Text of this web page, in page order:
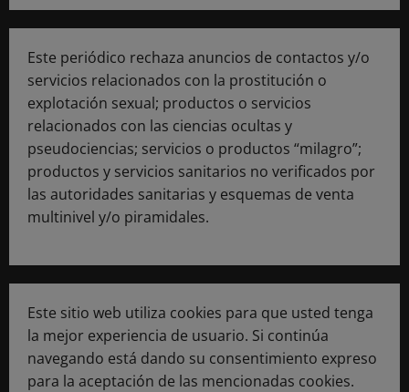
Este periódico rechaza anuncios de contactos y/o
servicios relacionados con la prostitución o
explotación sexual; productos o servicios
relacionados con las ciencias ocultas y
pseudociencias; servicios o productos “milagro”;
productos y servicios sanitarios no verificados por
las autoridades sanitarias y esquemas de venta
multinivel y/o piramidales.
Este sitio web utiliza cookies para que usted tenga
la mejor experiencia de usuario. Si continúa
navegando está dando su consentimiento expreso
para la aceptación de las mencionadas cookies.